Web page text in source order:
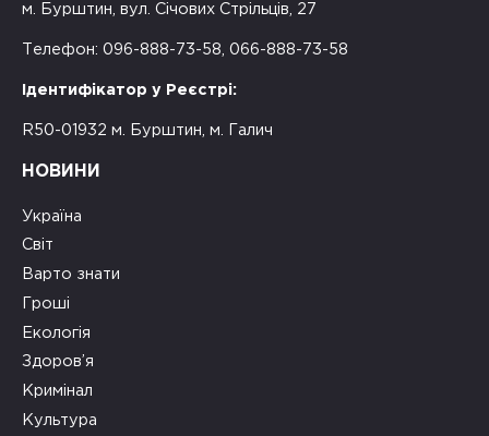
м. Бурштин, вул. Січових Стрільців, 27
Телефон: 096-888-73-58, 066-888-73-58
Ідентифікатор у Реєстрі:
R50-01932 м. Бурштин, м. Галич
НОВИНИ
Україна
Світ
Варто знати
Гроші
Екологія
Здоров’я
Кримінал
Культура